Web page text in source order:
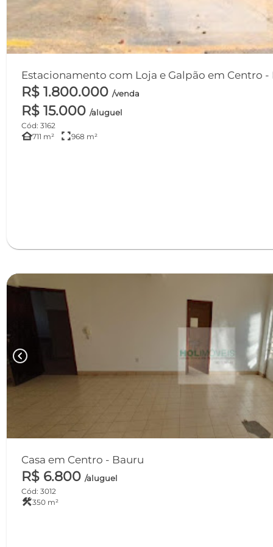
R$ 1.800.000 /venda
R$ 15.000 /aluguel
Cód: 3162
other_houses711 m² fullscreen968 m²
chevron_left
Casa em Centro - Bauru
R$ 6.800 /aluguel
Cód: 3012
construction350 m²